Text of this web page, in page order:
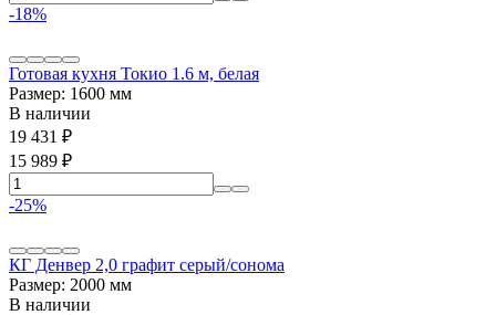
-18%
Готовая кухня Токио 1.6 м, белая
Размер: 1600 мм
В наличии
19 431 ₽
15 989 ₽
-25%
КГ Денвер 2,0 графит серый/сонома
Размер: 2000 мм
В наличии